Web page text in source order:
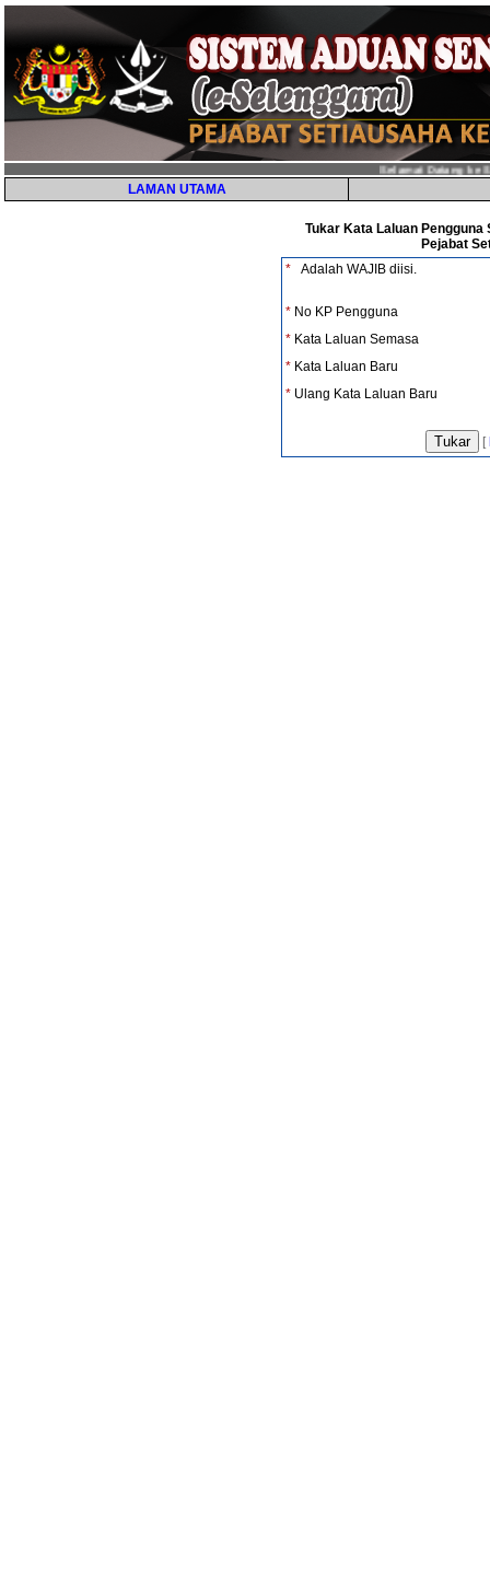
Selamat Datang ke
LAMAN UTAMA
Tukar Kata Laluan
Pejabat
* Adalah WAJIB diisi.
* No KP Pengguna
* Kata Laluan Semasa
* Kata Laluan Baru
* Ulang Kata Laluan Baru
[